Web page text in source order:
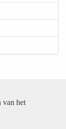
van het